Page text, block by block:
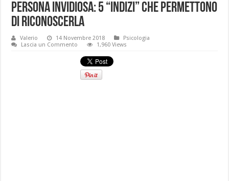
Persona invidiosa: 5 “indizi” che permettono
di riconoscerla
Valerio 14 Novembre 2018
Psicologia
Lascia un Commento
1,960 Views